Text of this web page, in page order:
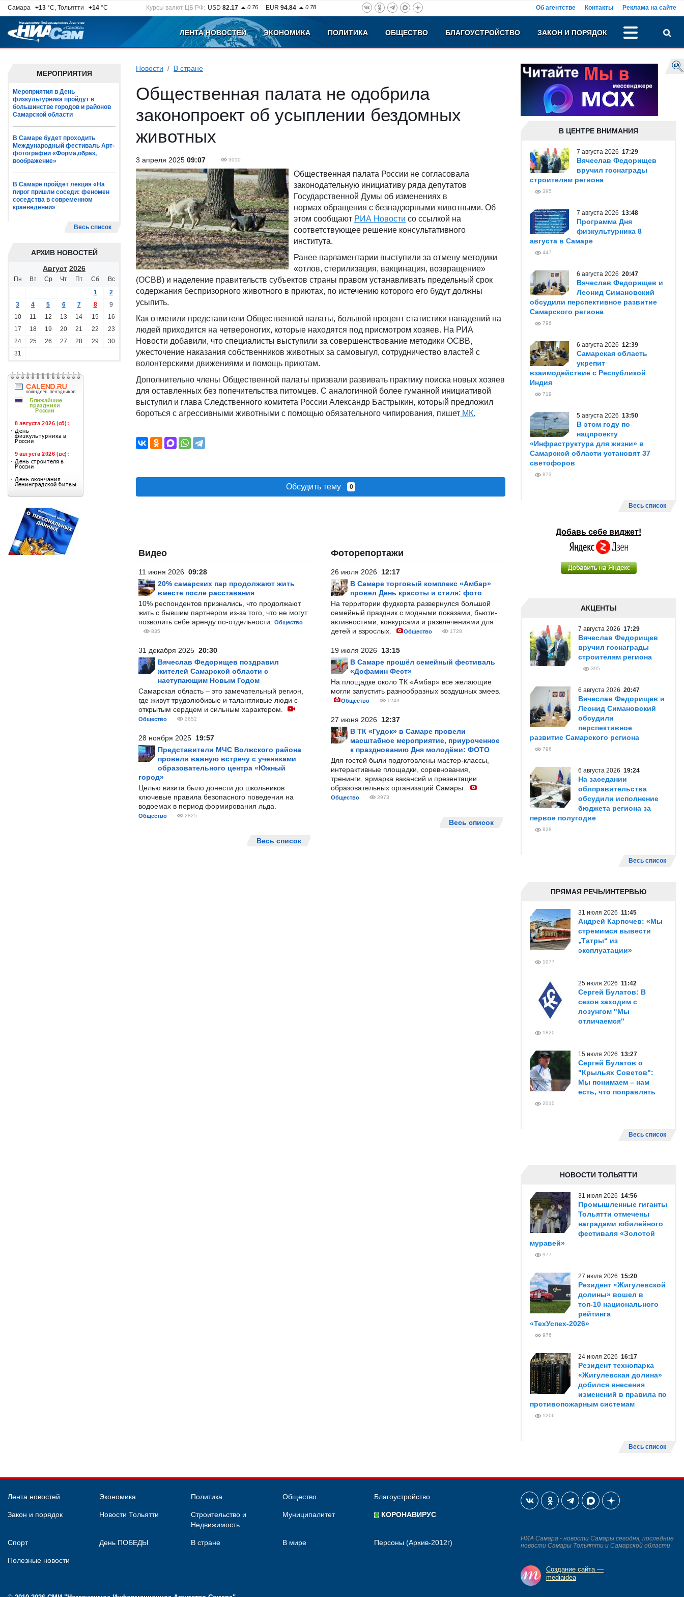
Самара +13 °C, Тольятти +14 °C Курсы валют ЦБ РФ: USD 82.17 0.76 EUR 94.84 0.78 Об агентстве Контакты Реклама на сайте
ЛЕНТА НОВОСТЕЙ ЭКОНОМИКА ПОЛИТИКА ОБЩЕСТВО БЛАГОУСТРОЙСТВО ЗАКОН И ПОРЯДОК
МЕРОПРИЯТИЯ
Мероприятия в День
физкультурника пройдут в
большинстве городов и районов
Самарской области
В Самаре будет проходить
Международный фестиваль Арт-
фотографии «Форма,образ,
воображение»
В Самаре пройдет лекция «На
пирог пришли соседи: феномен
соседства в современном
краеведении»
Весь список
АРХИВ НОВОСТЕЙ
Август 2026
Пн Вт Ср Чт Пт Сб
Вс
1
2
3
4 5 6 7 8
9
10
11 12 13 14 15
16
17
18 19 20 21 22
23
24
25 26 27 28 29
30
31
Новости В стране
Общественная палата не одобрила
законопроект об усыплении бездомных
животных
3 апреля 2025 09:07 3010
Общественная палата России не согласовала
законодательную инициативу ряда депутатов
Государственной Думы об изменениях в
нормах обращения с безнадзорными животными. Об
этом сообщают РИА Новости со ссылкой на
соответствующее решение консультативного
института.
Ранее парламентарии выступили за отмену методики
«отлов, стерилизация, вакцинация, возвращение»
(ОСВВ) и наделение правительств субъектов страны правом устанавливать предельный срок
содержания беспризорного животного в приютах, по истечению которого его будут должны
усыпить.
Как отметили представители Общественной палаты, большой процент статистики нападений на
людей приходится на четвероногих, которые находятся под присмотром хозяев. На РИА
Новости добавили, что специалисты выступили за совершенствование методики ОСВВ,
ужесточение наказания собственников животных за самовыгул, сотрудничество властей с
волонтерскими движениями и помощь приютам.
Дополнительно члены Общественной палаты призвали развивать практику поиска новых хозяев
для оставленных без попечительства питомцев. С аналогичной более гуманной инициативой
выступил и глава Следственного комитета России Александр Бастрыкин, который предложил
бороться с агрессивными животными с помощью обязательного чипирования, пишет МК.
Обсудить тему 0
Видео
11 июня 2026 09:28
20% самарских пар продолжают жить
вместе после расставания
10% респондентов признались, что продолжают
жить с бывшим партнером из-за того, что не могут
позволить себе аренду по-отдельности.
Общество
835
31 декабря 2025 20:30
Вячеслав Федорищев поздравил
жителей Самарской области с
наступающим Новым Годом
Самарская область – это замечательный регион,
где живут трудолюбивые и талантливые люди с
открытым сердцем и сильным характером.
Общество 2652
28 ноября 2025 19:57
Представители МЧС Волжского района
провели важную встречу с учениками
образовательного центра «Южный
город»
Целью визита было донести до школьников
ключевые правила безопасного поведения на
водоемах в период формирования льда.
Общество 2825
Весь список
Фоторепортажи
26 июля 2026 12:17
В Самаре торговый комплекс «Амбар»
провел День красоты и стиля: фото
На территории фудкорта развернулся большой
семейный праздник с модными показами, бьюти-
активностями, конкурсами и развлечениями для
детей и взрослых.
Общество 1728
19 июля 2026 13:15
В Самаре прошёл семейный фестиваль
«Дофамин Фест»
На площадке около ТК «Амбар» все желающие
могли запустить разнообразных воздушных змеев.
Общество 1249
27 июня 2026 12:37
В ТК «Гудок» в Самаре провели
масштабное мероприятие, приуроченное
к празднованию Дня молодёжи: ФОТО
Для гостей были подготовлены мастер-классы,
интерактивные площадки, соревнования,
тренинги, ярмарка вакансий и презентации
образовательных организаций Самары.
Общество 2973
Весь список
В ЦЕНТРЕ ВНИМАНИЯ
7 августа 2026 17:29
Вячеслав Федорищев
вручил госнаграды
строителям региона
395
7 августа 2026 13:48
Программа Дня
физкультурника 8
августа в Самаре
447
6 августа 2026 20:47
Вячеслав Федорищев и
Леонид Симановский
обсудили перспективное развитие
Самарского региона
796
6 августа 2026 12:39
Самарская область
укрепит
взаимодействие с Республикой
Индия
719
5 августа 2026 13:50
В этом году по
нацпроекту
«Инфраструктура для жизни» в
Самарской области установят 37
светофоров
873
Весь список
Добавь себе виджет!
АКЦЕНТЫ
7 августа 2026 17:29
Вячеслав Федорищев
вручил госнаграды
строителям региона
395
6 августа 2026 20:47
Вячеслав Федорищев и
Леонид Симановский
обсудили
перспективное
развитие Самарского региона
796
6 августа 2026 19:24
На заседании
облправительства
обсудили исполнение
бюджета региона за
первое полугодие
828
Весь список
ПРЯМАЯ РЕЧЬ/ИНТЕРВЬЮ
31 июля 2026 11:45
Андрей Карпочев: «Мы
стремимся вывести
„Татры“ из
эксплуатации»
1077
25 июля 2026 11:42
Сергей Булатов: В
сезон заходим с
лозунгом "Мы
отличаемся"
1820
15 июля 2026 13:27
Сергей Булатов о
"Крыльях Советов":
Мы понимаем – нам
есть, что поправлять
2010
Весь список
НОВОСТИ ТОЛЬЯТТИ
31 июля 2026 14:56
Промышленные гиганты
Тольятти отмечены
наградами юбилейного
фестиваля «Золотой
муравей»
977
27 июля 2026 15:20
Резидент «Жигулевской
долины» вошел в
топ-10 национального
рейтинга
«ТехУспех-2026»
976
24 июля 2026 16:17
Резидент технопарка
«Жигулевская долина»
добился внесения
изменений в правила по
противопожарным системам
1206
Весь список
Лента новостей Экономика Политика Общество Благоустройство
Закон и порядок Новости Тольятти
Строительство и
Недвижимость
Муниципалитет КОРОНАВИРУС
Спорт День ПОБЕДЫ В стране В мире Персоны (Архив-2012г)
Полезные новости
НИА Самара - новости Самары сегодня, последние
новости Самары Тольятти и Самарской области
Создание сайта —
mediaidea